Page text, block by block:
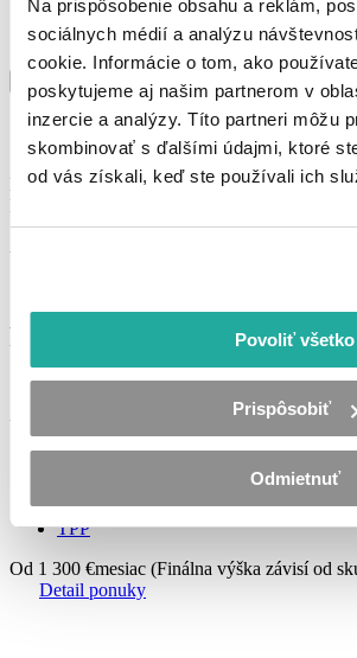
Na prispôsobenie obsahu a reklám,
sociálnych médií a analýzu
cookie. Informácie o tom, ako
poskytujeme aj našim partnerom v
inzercie a analýzy. Títo partneri môžu
skombinovať s ďalšími údajmi, ktoré
od vás získali, keď ste používali ich
Povoliť všetko
Prispôsobiť
Odmietnuť
Pokial životopis nemáte môžete vyplniť
Súhlasím sospracovaním os. údajov
Odoslať
Správa sa odosiela ...
Ďakujeme. Vyplnenie Vašich údajov
Budeme Vás kontaktovať čo najskôr.
Podobné ponuky
Vedúci skladu / Majster – Svit
Svit
TPP
Od 1 300 €mesiac (Finálna výška závisí od
Detail ponuky